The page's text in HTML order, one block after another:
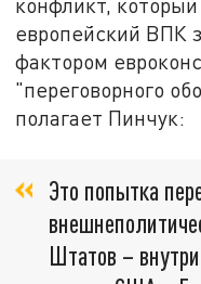
европейский ВПК
фактором
"переговорного
полагает Пинчук:
Это попытка
Штатов –